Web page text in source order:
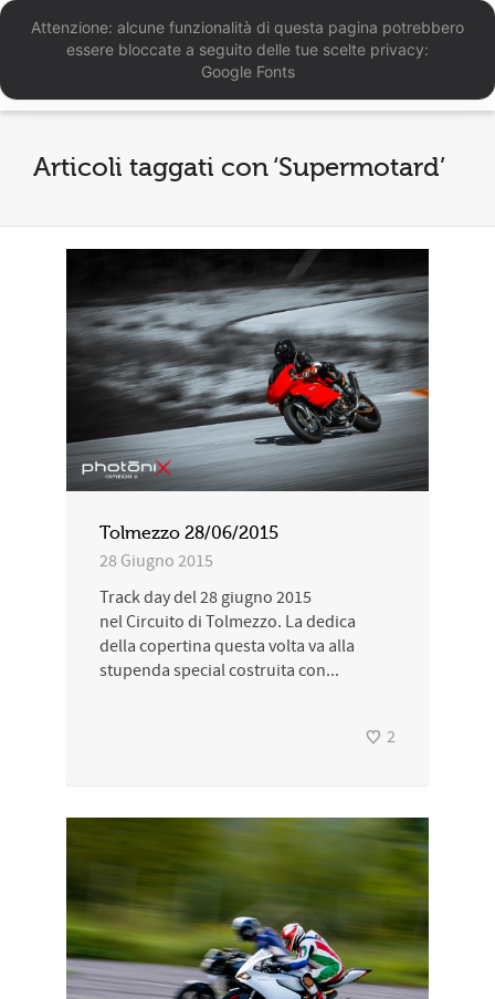
Articoli taggati con ‘Supermotard’
Tolmezzo 28/06/2015
28 Giugno 2015
Track day del 28 giugno 2015
nel Circuito di Tolmezzo. La dedica
della copertina questa volta va alla
stupenda special costruita con...
2
Attenzione: alcune funzionalità di questa pagina potrebbero
essere bloccate a seguito delle tue scelte privacy:
Google Fonts